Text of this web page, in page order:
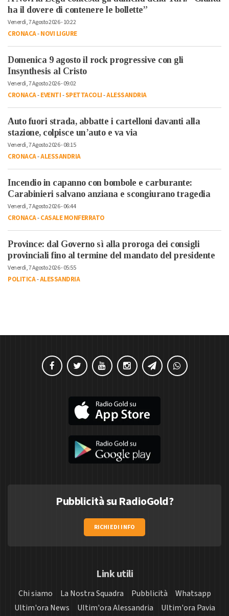
ha il dovere di contenere le bollette”
Venerdì, 7 Agosto 2026 - 10:22
CRONACA-NOVI LIGURE
Domenica 9 agosto il rock progressive con gli
Insynthesis al Cristo
Venerdì, 7 Agosto 2026 - 09:02
CRONACA-EVENTI-SPETTACOLI-ALESSANDRIA
Auto fuori strada, abbatte i cartelloni davanti alla
stazione, colpisce un’auto e va via
Venerdì, 7 Agosto 2026 - 08:15
CRONACA-ALESSANDRIA
Incendio in capanno con bombole e carburante:
Carabinieri salvano anziana e scongiurano tragedia
Venerdì, 7 Agosto 2026 - 06:44
CRONACA-CASALE MONFERRATO
Province: dal Governo sì alla proroga dei consigli
provinciali fino al termine del mandato del presidente
Venerdì, 7 Agosto 2026 - 05:55
POLITICA-ALESSANDRIA
Pubblicità su RadioGold?
RICHIEDI INFO
Link utili
Chi siamo La Nostra Squadra Pubblicità
Whatsapp
Ultim'ora News
Ultim'ora Alessandria
Ultim'ora Pavia